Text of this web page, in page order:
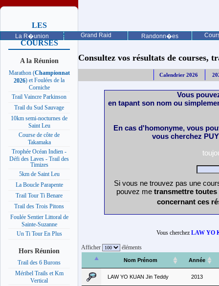
La R�union Grand Raid Randonn�es
LES
PROCHAINES
COURSES
A la Réunion
Marathon (Championnat
2026) et Foulées de la
Corniche
Trail Vaincre Parkinson
Trail du Sud Sauvage
10km semi-nocturnes de
Saint Leu
Course de côte de
Takamaka
Trophée Océan Indien -
Défi des Laves - Trail des
Timizes
5km de Saint Leu
La Boucle Parapente
Trail Tour Ti Benare
Trail des Trois Pitons
Foulée Sentier Littoral de
Sainte-Suzanne
Un Ti Tour En Plus
Hors Réunion
Trail des 6 Burons
Méribel Trails et Km
Vertical
Consultez vos résultats de courses,
Calendrier 2026
Vous
en tapant son nom ou
En cas d'homonyme, vous
vous cherchez
Si vous ne trouvez pas une
pouvez me transmettre
concernant ces
Vous cherchez LAW YO
Afficher éléments
Nom Prénom Année
LAW YO KUAN Jin Teddy 2013